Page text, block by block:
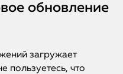
обновление
загружает
пользуетесь, что